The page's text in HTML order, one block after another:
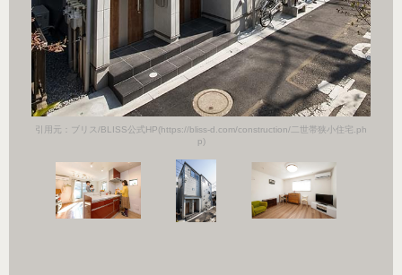
引用元：ブリス/BLISS公式HP(https://bliss-d.com/construction/二世帯狭小住宅.ph
p)